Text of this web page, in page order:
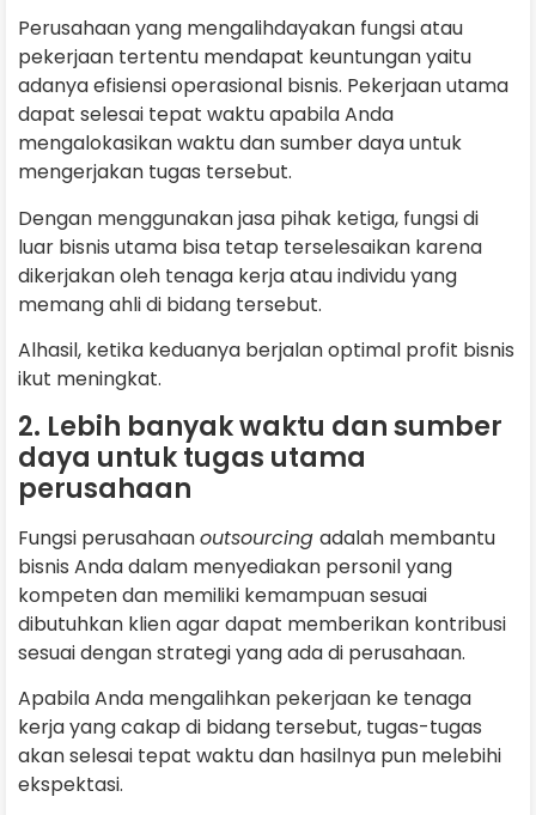
Perusahaan yang mengalihdayakan fungsi atau
pekerjaan tertentu mendapat keuntungan yaitu
adanya efisiensi operasional bisnis. Pekerjaan utama
dapat selesai tepat waktu apabila Anda
mengalokasikan waktu dan sumber daya untuk
mengerjakan tugas tersebut.
Dengan menggunakan jasa pihak ketiga, fungsi di
luar bisnis utama bisa tetap terselesaikan karena
dikerjakan oleh tenaga kerja atau individu yang
memang ahli di bidang tersebut.
Alhasil, ketika keduanya berjalan optimal profit bisnis
ikut meningkat.
2. Lebih banyak waktu dan sumber
daya untuk tugas utama
perusahaan
Fungsi perusahaanoutsourcing adalah membantu
bisnis Anda dalam menyediakan personil yang
kompeten dan memiliki kemampuan sesuai
dibutuhkan klien agar dapat memberikan kontribusi
sesuai dengan strategi yang ada di perusahaan.
Apabila Anda mengalihkan pekerjaan ke tenaga
kerja yang cakap di bidang tersebut, tugas-tugas
akan selesai tepat waktu dan hasilnya pun melebihi
ekspektasi.